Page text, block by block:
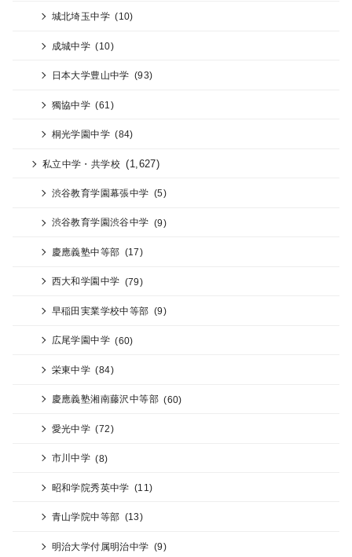
城北埼玉中学 (10)
成城中学 (10)
日本大学豊山中学 (93)
獨協中学 (61)
桐光学園中学 (84)
私立中学・共学校 (1,627)
渋谷教育学園幕張中学 (5)
渋谷教育学園渋谷中学 (9)
慶應義塾中等部 (17)
西大和学園中学 (79)
早稲田実業学校中等部 (9)
広尾学園中学 (60)
栄東中学 (84)
慶應義塾湘南藤沢中等部 (60)
愛光中学 (72)
市川中学 (8)
昭和学院秀英中学 (11)
青山学院中等部 (13)
明治大学付属明治中学 (9)